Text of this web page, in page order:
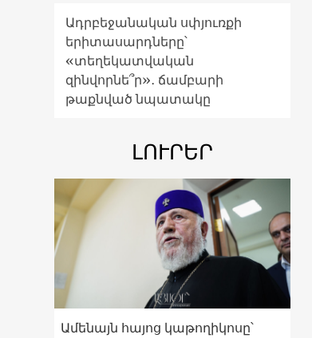
Ադրբեջանական սփյուռքի
երիտասարդները՝
«տեղեկատվական
զինվորնե՞ր»․ ճամբարի
թաքնված նպատակը
ԼՈՒՐԵՐ
Ամենայն հայոց կաթողիկոսը՝